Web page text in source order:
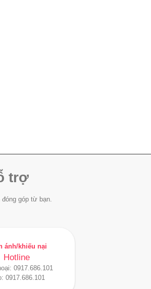
trợ
góp từ bạn.
ánh/khiếu nại
Hotline
0917.686.101
0917.686.101